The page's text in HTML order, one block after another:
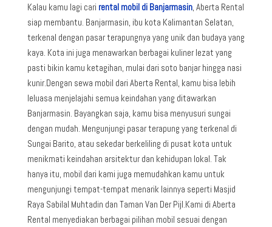
Kalau kamu lagi cari rental mobil di Banjarmasin, Aberta Rental
siap membantu. Banjarmasin, ibu kota Kalimantan Selatan,
terkenal dengan pasar terapungnya yang unik dan budaya yang
kaya. Kota ini juga menawarkan berbagai kuliner lezat yang
pasti bikin kamu ketagihan, mulai dari soto banjar hingga nasi
kunir.Dengan sewa mobil dari Aberta Rental, kamu bisa lebih
leluasa menjelajahi semua keindahan yang ditawarkan
Banjarmasin. Bayangkan saja, kamu bisa menyusuri sungai
dengan mudah. Mengunjungi pasar terapung yang terkenal di
Sungai Barito, atau sekedar berkeliling di pusat kota untuk
menikmati keindahan arsitektur dan kehidupan lokal. Tak
hanya itu, mobil dari kami juga memudahkan kamu untuk
mengunjungi tempat-tempat menarik lainnya seperti Masjid
Raya Sabilal Muhtadin dan Taman Van Der Pijl. Kami di Aberta
Rental menyediakan berbagai pilihan mobil sesuai dengan